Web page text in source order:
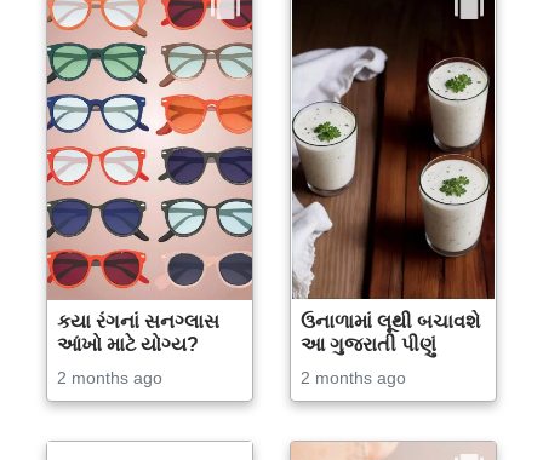
કયા રંગનાં સનગ્લાસ
આંખો માટે યોગ્ય?
2 months ago
ઉનાળામાં લૂથી બચાવશે
આ ગુજરાતી પીણું
2 months ago